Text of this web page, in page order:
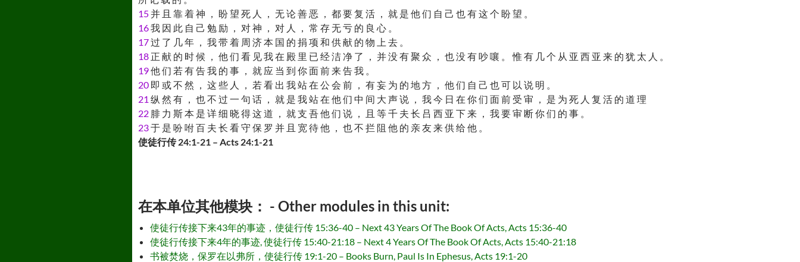
15并 且 靠 着 神 ， 盼 望 死 人 ， 无 论 善 恶 ， 都 要 复 活 ， 就 是 他 们 自 己 也 有 这 个 盼 望 。
16我 因 此 自 己 勉 励 ， 对 神 ， 对 人 ， 常 存 无 亏 的 良 心 。
17过 了 几 年 ， 我 带 着 周 济 本 国 的 捐 项 和 供 献 的 物 上 去 。
18 正 献 的 时 候 ， 他 们 看 见 我 在 殿 里 已 经 洁 净 了 ， 并 没 有 聚 众 ， 也 没 有 吵 嚷 。 惟 有 几 个 从 亚 西 亚 来 的 犹 太 人 。
19他 们 若 有 告 我 的 事 ， 就 应 当 到 你 面 前 来 告 我 。
20 即 或 不 然 ， 这 些 人 ， 若 看 出 我 站 在 公 会 前 ， 有 妄 为 的 地 方 ， 他 们 自 己 也 可 以 说 明 。
21 纵 然 有 ， 也 不 过 一 句 话 ， 就 是 我 站 在 他 们 中 间 大 声 说 ， 我 今 日 在 你 们 面 前 受 审 ， 是 为 死 人 复 活 的 道 理
22 腓 力 斯 本 是 详 细 晓 得 这 道 ， 就 支 吾 他 们 说 ， 且 等 千 夫 长 吕 西 亚 下 来 ， 我 要 审 断 你 们 的 事 。
23于 是 吩 咐 百 夫 长 看 守 保 罗 并 且 宽 待 他 ， 也 不 拦 阻 他 的 亲 友 来 供 给 他 。
使徒行传 24:1-21 – Acts 24:1-21
在本单位其他模块： - Other modules in this unit:
使徒行传接下来43年的事迹，使徒行传 15:36-40 – Next 43 Years Of The Book Of Acts, Acts 15:36-40
使徒行传接下来4年的事迹, 使徒行传 15:40-21:18 – Next 4 Years Of The Book Of Acts, Acts 15:40-21:18
书被焚烧，保罗在以弗所，使徒行传 19:1-20 – Books Burn, Paul Is In Ephesus, Acts 19:1-20